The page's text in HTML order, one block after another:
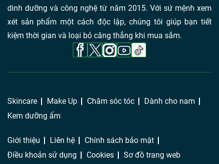
dinh dưỡng và công nghệ từ năm 2015. Với sứ mệnh xem
xét sản phẩm một cách độc lập, chúng tôi giúp bạn tiết
kiệm thời gian và loại bỏ căng thẳng khi mua sắm.
Skincare Make Up Chăm sóc tóc
Dành cho nam
Kem dưỡng ẩm
Giới thiệu Liên hệ
Chính sách bảo mật
Điều khoản sử dụng
Cookies Sơ đồ trang web